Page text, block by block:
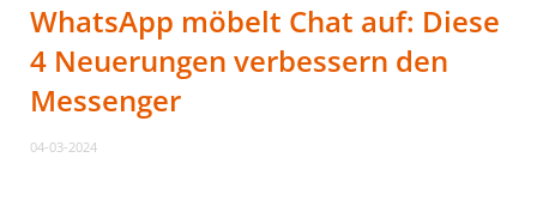
WhatsApp möbelt Chat auf: Diese
4 Neuerungen verbessern den
Messenger
04-03-2024